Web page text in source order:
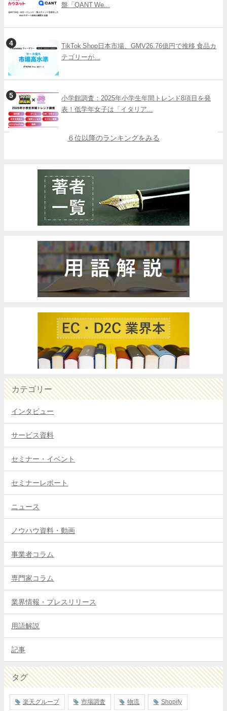
盤「QANT We...
TikTok Shop日本市場、GMV26.76億円で推移 食品カ
テゴリーが...
小学館調査：2025年小学生年間トレンド8項目を発
表！低学年女子は「イタリア...
６位以降のランキングをみる
カテゴリー
インタビュー
サービス資料
セミナー・イベント
セミナーレポート
ニュース
ノウハウ資料・動画
事業者コラム
専門家コラム
業界情報・プレスリリース
用語解説
記事
タグ
楽天グループ 市場調査 物流 Shopify